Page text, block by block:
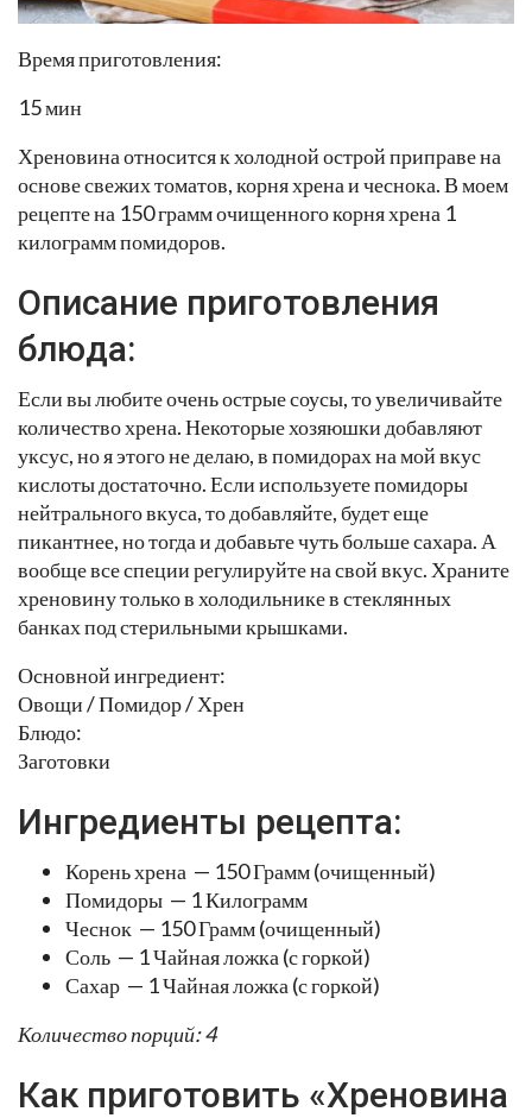
Время приготовления:
15 мин
Хреновина относится к холодной острой приправе на
основе свежих томатов, корня хрена и чеснока. В моем
рецепте на 150 грамм очищенного корня хрена 1
килограмм помидоров.
Описание приготовления
блюда:
Если вы любите очень острые соусы, то увеличивайте
количество хрена. Некоторые хозяюшки добавляют
уксус, но я этого не делаю, в помидорах на мой вкус
кислоты достаточно. Если используете помидоры
нейтрального вкуса, то добавляйте, будет еще
пикантнее, но тогда и добавьте чуть больше сахара. А
вообще все специи регулируйте на свой вкус. Храните
хреновину только в холодильнике в стеклянных
банках под стерильными крышками.
Основной ингредиент:
Овощи / Помидор / Хрен
Блюдо:
Заготовки
Ингредиенты рецепта:
Корень хрена — 150 Грамм (очищенный)
Помидоры — 1 Килограмм
Чеснок — 150 Грамм (очищенный)
Соль — 1 Чайная ложка (с горкой)
Сахар — 1 Чайная ложка (с горкой)
Количество порций: 4
Как приготовить «Хреновина